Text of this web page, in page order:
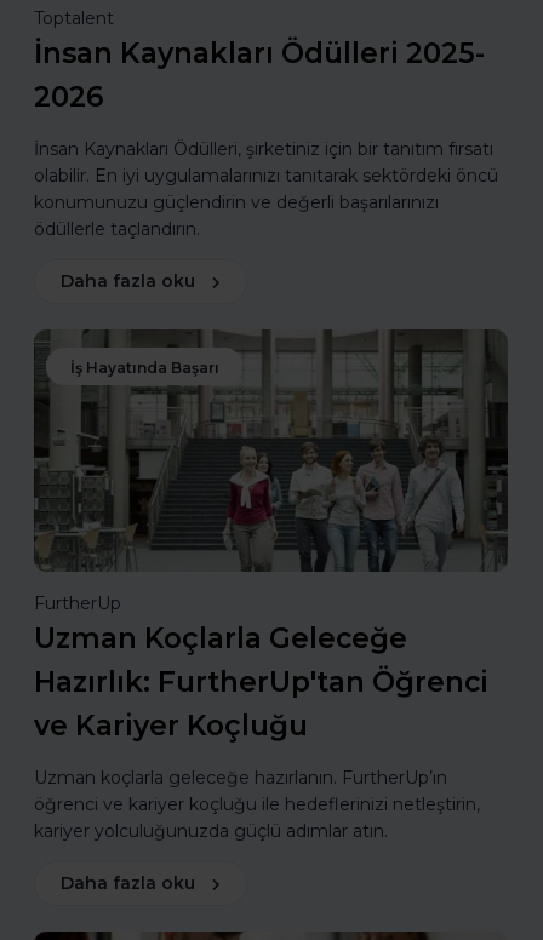
Toptalent
İnsan Kaynakları Ödülleri 2025-
2026
İnsan Kaynakları Ödülleri, şirketiniz için bir tanıtım fırsatı
olabilir. En iyi uygulamalarınızı tanıtarak sektördeki öncü
konumunuzu güçlendirin ve değerli başarılarınızı
ödüllerle taçlandırın.
Daha fazla oku
İş Hayatında Başarı
FurtherUp
Uzman Koçlarla Geleceğe
Hazırlık: FurtherUp'tan Öğrenci
ve Kariyer Koçluğu
Uzman koçlarla geleceğe hazırlanın. FurtherUp’ın
öğrenci ve kariyer koçluğu ile hedeflerinizi netleştirin,
kariyer yolculuğunuzda güçlü adımlar atın.
Daha fazla oku